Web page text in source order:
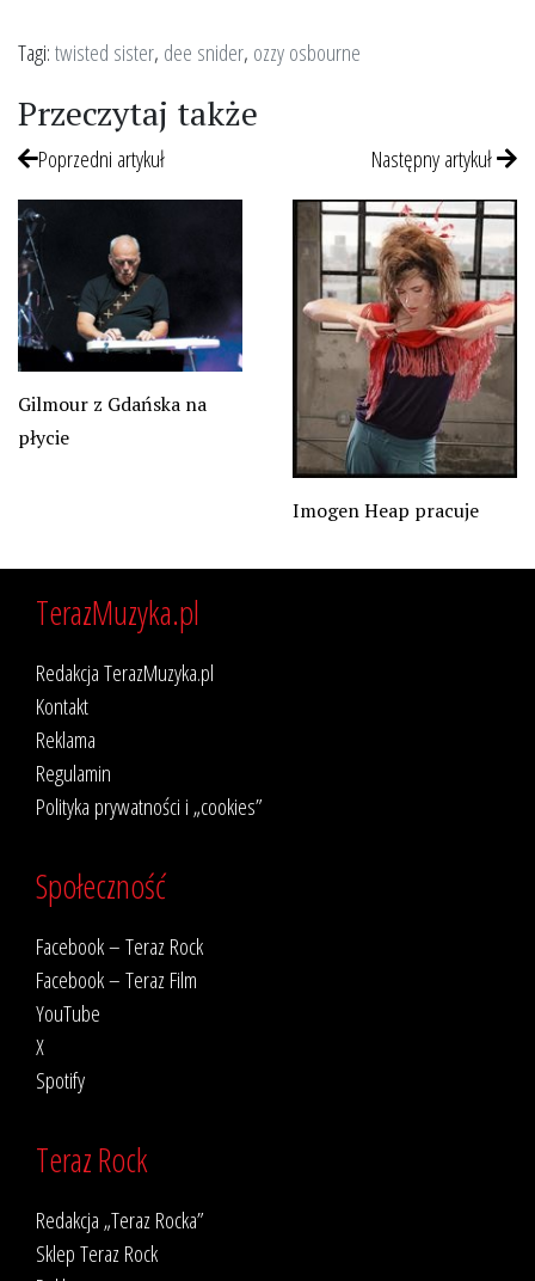
Tagi:twisted sister, dee snider, ozzy osbourne
Przeczytaj także
Poprzedni artykuł
Gilmour z Gdańska na
płycie
Następny artykuł
Imogen Heap pracuje
TerazMuzyka.pl
Redakcja TerazMuzyka.pl
Kontakt
Reklama
Regulamin
Polityka prywatności i „cookies”
Społeczność
Facebook – Teraz Rock
Facebook – Teraz Film
YouTube
X
Spotify
Teraz Rock
Redakcja „Teraz Rocka”
Sklep Teraz Rock